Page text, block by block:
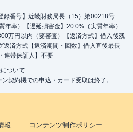
番号】近畿財務局長（15）第00218号
年率）【遅延損害金】20.0%（実質年率）
万円以内（要審査）【返済方式】借入後残
返済方式【返済期間・回数】借入直後最長
連帯保証人】不要
ついて
契約機での申込・カード受取は終了。
報
コンテンツ制作ポリシー